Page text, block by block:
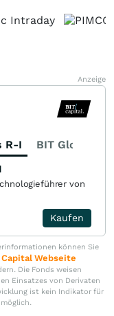
Anzeige
R-I BIT Global
von
Kaufen
können Sie
Capital Webseite
Die Fonds weisen
Einsatzes von Derivaten
ist kein Indikator für